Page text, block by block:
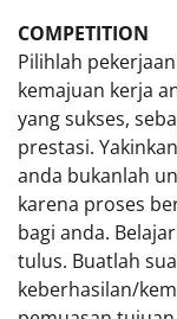
COMPETITION
Pilihlah
kemajuan kerja
yang sukses,
prestasi.
anda bukanlah
karena proses
bagi anda.
tulus. Buatlah
keberhasilan/